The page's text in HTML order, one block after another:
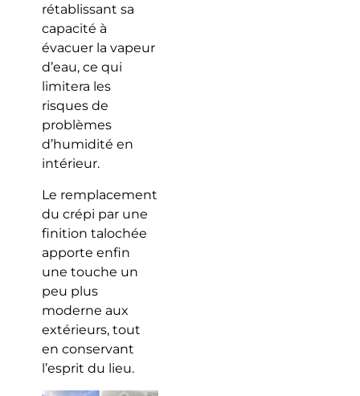
rétablissant sa
capacité à
évacuer la vapeur
d’eau, ce qui
limitera les
risques de
problèmes
d’humidité en
intérieur.
Le remplacement
du crépi par une
finition talochée
apporte enfin
une touche un
peu plus
moderne aux
extérieurs, tout
en conservant
l’esprit du lieu.